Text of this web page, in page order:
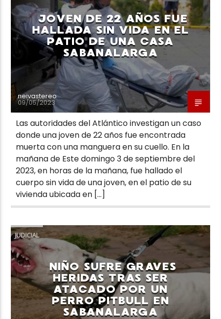
Neiva Estereo
JOVEN DE 22 AÑOS FUE
HALLADA SIN VIDA EN EL
PATIO DE UNA CASA
SABANALARGA
neivastereo
09/05/2023
Las autoridades del Atlántico investigan un caso
donde una joven de 22 años fue encontrada
muerta con una manguera en su cuello. En la
mañana de Este domingo 3 de septiembre del
2023, en horas de la mañana, fue hallado el
cuerpo sin vida de una joven, en el patio de su
vivienda ubicada en […]
JUDICIAL
NIÑO SUFRE GRAVES
HERIDAS TRAS SER
ATACADO POR UN
PERRO PITBULL EN
SABANALARGA